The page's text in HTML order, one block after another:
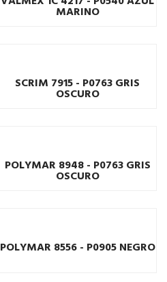
MARINO
SCRIM 7915 - P0763 GRIS
OSCURO
POLYMAR 8948 - P0763 GRIS
OSCURO
POLYMAR 8556 - P0905 NEGRO